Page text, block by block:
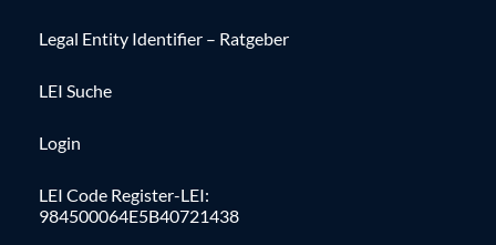
Legal Entity Identifier – Ratgeber
LEI Suche
Login
LEI Code Register-LEI:
984500064E5B40721438